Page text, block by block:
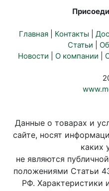
Главная Контакты
Статьи
Новости
О компании
Данные о товарах и
сайте, носят
каких
не являются
положениями Статьи
РФ. Характеристики